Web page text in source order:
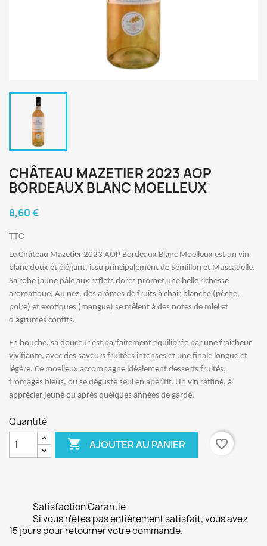
CHÂTEAU MAZETIER 2023 AOP
BORDEAUX BLANC MOELLEUX
8,60 €
TTC
Le Château Mazetier 2023 AOP Bordeaux Blanc Moelleux est un vin
blanc doux et élégant, issu principalement de Sémillon et Muscadelle.
Sa robe jaune pâle aux reflets dorés promet une belle richesse
aromatique. Au nez, des arômes de fruits à chair blanche (pêche,
poire) et exotiques (mangue) se mêlent à des notes de miel et
d’agrumes confits.
En bouche, sa douceur est parfaitement équilibrée par une fraîcheur
vivifiante, avec des saveurs fruitées intenses et une finale longue et
légère. Ce moelleux accompagne idéalement desserts fruités,
fromages bleus, ou se déguste seul en apéritif. Un vin raffiné, à
apprécier jeune ou après quelques années de garde.
Quantité
 AJOUTER AU PANIER favorite_border
Satisfaction Garantie
Si vous n'êtes pas entièrement satisfait, vous avez
15 jours pour retourner votre commande.